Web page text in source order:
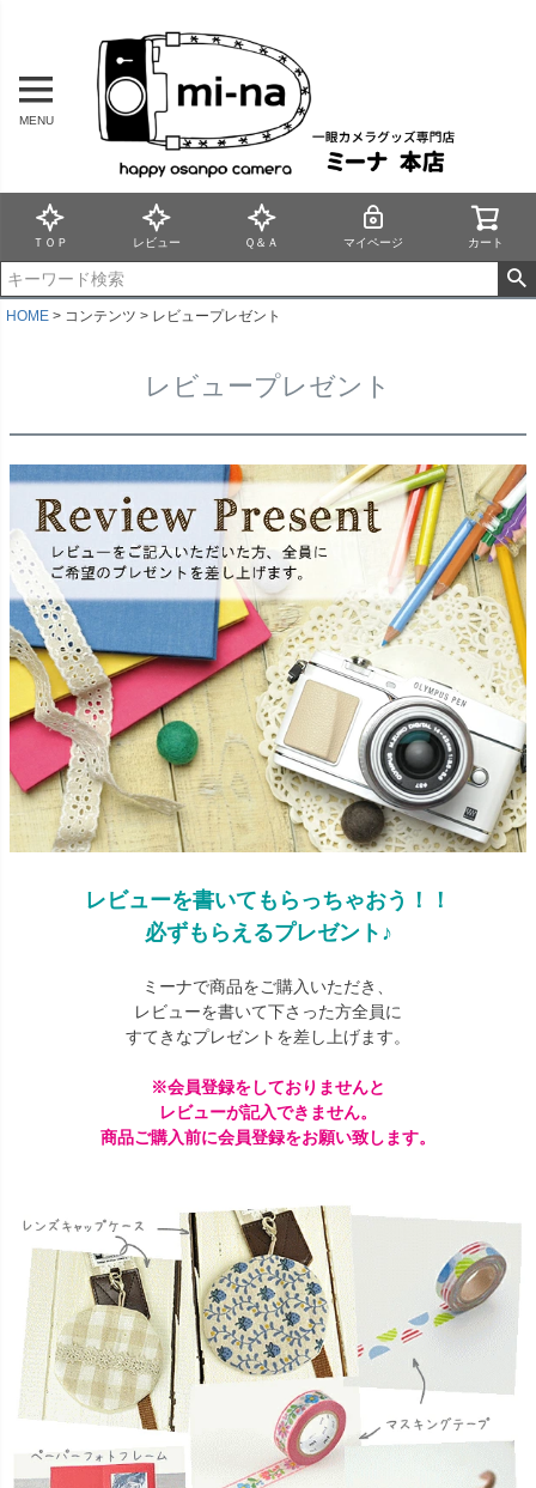
MENU
ＴＯＰ レビュー Ｑ＆Ａ マイページ カート
HOME コンテンツ レビュープレゼント
レビュープレゼント
レビューを書いてもらっちゃおう！！
必ずもらえるプレゼント♪
ミーナで商品をご購入いただき、
レビューを書いて下さった方全員に
すてきなプレゼントを差し上げます。
※会員登録をしておりませんと
レビューが記入できません。
商品ご購入前に会員登録をお願い致します。